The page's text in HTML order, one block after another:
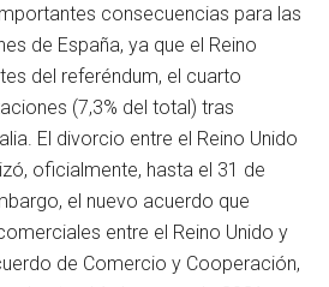
consecuencias para las
de España, ya que el Reino
del referéndum, el cuarto
(7,3% del total) tras
El divorcio entre el Reino Unido
oficialmente, hasta el 31 de
el nuevo acuerdo que
entre el Reino Unido y
de Comercio y Cooperación,